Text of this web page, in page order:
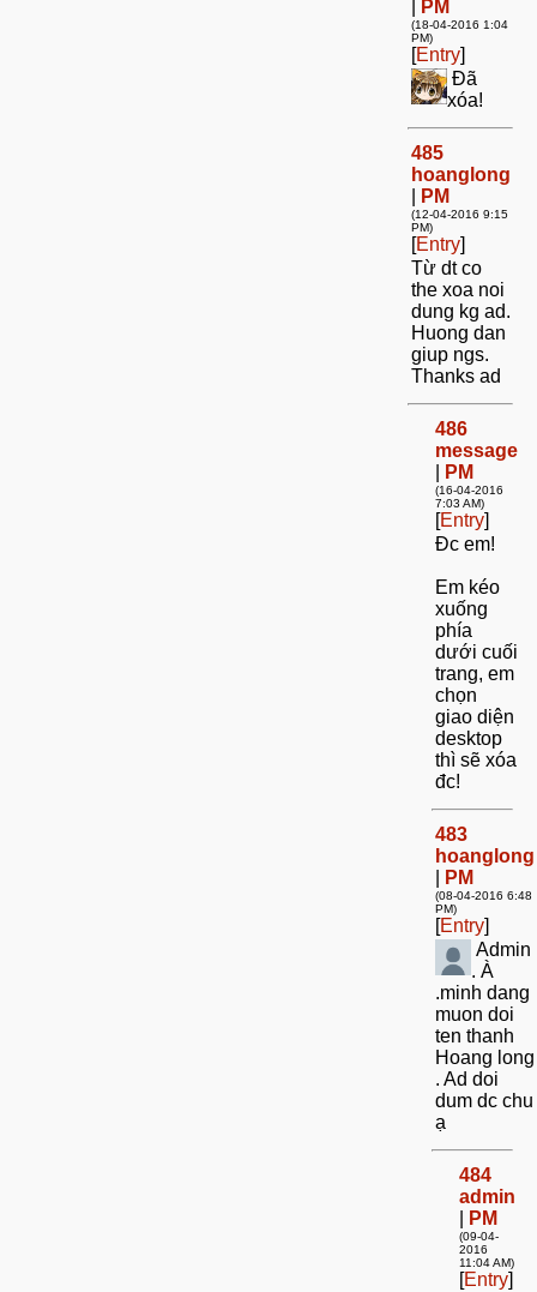
PM
(18-04-2016 1:04
PM)
[Entry]
Đã
xóa!
485
hoanglong
PM
(12-04-2016 9:15
PM)
[Entry]
Từ dt co
the xoa noi
dung kg ad.
Huong dan
giup ngs.
Thanks ad
486
message
PM
(16-04-2016
7:03 AM)
[Entry]
Đc em!
Em kéo
xuống
phía
dưới cuối
trang, em
chọn
giao diện
desktop
thì sẽ xóa
đc!
483
hoanglong
PM
(08-04-2016 6:48
PM)
[Entry]
Admin
. À
.minh dang
muon doi
ten thanh
Hoang long
. Ad doi
dum dc chu
ạ
484
admin
PM
(09-04-
2016
11:04 AM)
[Entry]